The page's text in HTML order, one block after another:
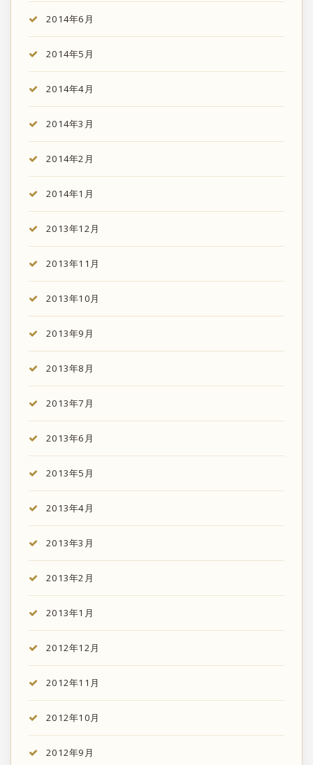
2014年6月
2014年5月
2014年4月
2014年3月
2014年2月
2014年1月
2013年12月
2013年11月
2013年10月
2013年9月
2013年8月
2013年7月
2013年6月
2013年5月
2013年4月
2013年3月
2013年2月
2013年1月
2012年12月
2012年11月
2012年10月
2012年9月